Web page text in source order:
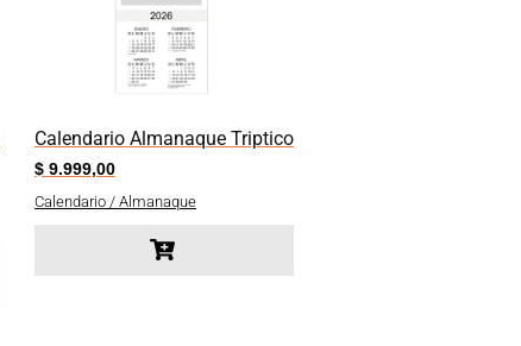
Calendario Almanaque Triptico
$ 9.999,00
Calendario / Almanaque